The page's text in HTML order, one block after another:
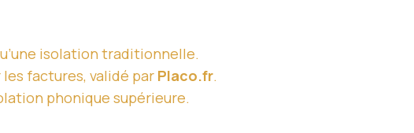
isolation traditionnelle.
factures, validé par Placo.fr.
phonique supérieure.